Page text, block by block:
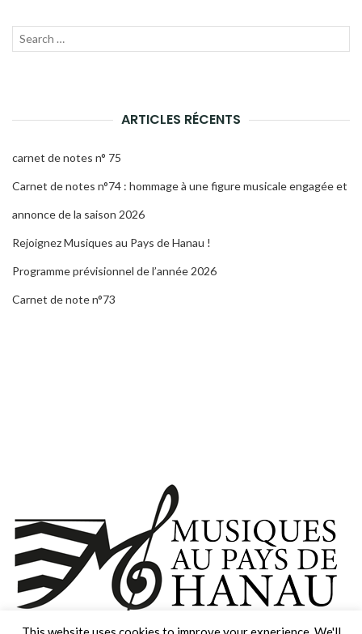
Recherche
ARTICLES RÉCENTS
carnet de notes n° 75
Carnet de notes n°74 : hommage à une figure musicale engagée et
annonce de la saison 2026
Rejoignez Musiques au Pays de Hanau !
Programme prévisionnel de l’année 2026
Carnet de note n°73